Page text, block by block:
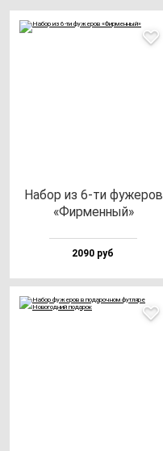
Набор из 6-ти фу­же­ров
«Фир­мен­ный»
2090 руб